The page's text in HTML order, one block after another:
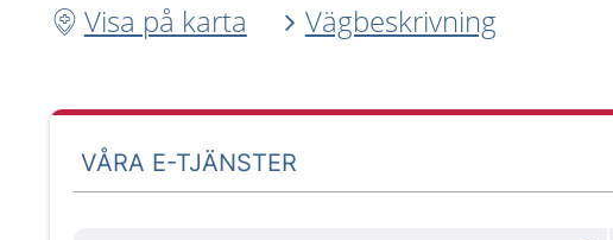
Visa på karta
Vägbeskrivning
VÅRA E-TJÄNSTER